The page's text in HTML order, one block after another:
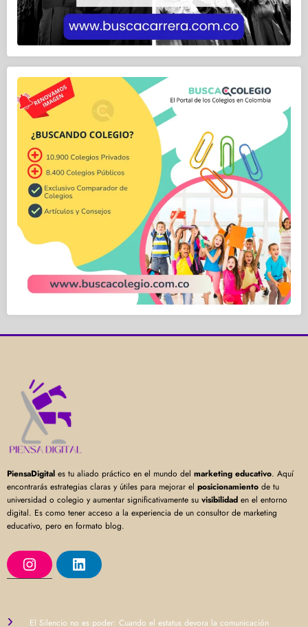
PiensaDigital es tu aliado práctico en el mundo del marketing educativo. Aquí
encontrarás estrategias claras y útiles para mejorar el posicionamiento de tu
universidad o colegio y aumentar significativamente su visibilidad en el entorno
digital. Es como tener acceso a la experiencia de un consultor de marketing
educativo, pero en formato blog.
I
n
r
L
i
I
El Silencio no es poder: Cuando el estatus devora la comunicación